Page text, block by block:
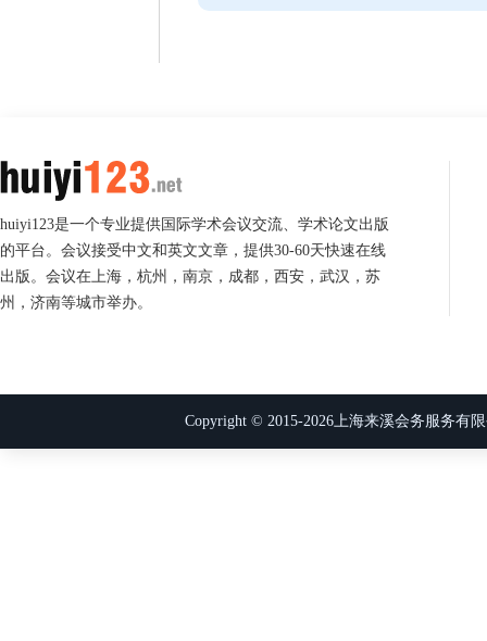
huiyi123是一个专业提供国际学术会议交流、学术论文出版
的平台。会议接受中文和英文文章，提供30-60天快速在线
出版。会议在上海，杭州，南京，成都，西安，武汉，苏
州，济南等城市举办。
Copyright © 2015-2026上海来溪会务服务有